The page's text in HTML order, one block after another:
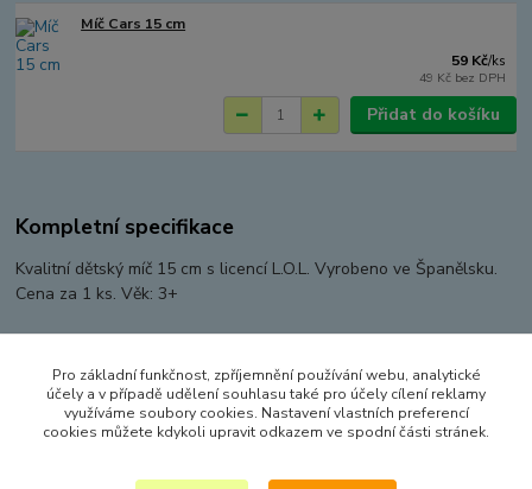
Míč Cars 15 cm
59 Kč/ks
49 Kč bez DPH
Přidat do košíku
Kompletní specifikace
Kvalitní dětský míč 15 cm s licencí L.O.L. Vyrobeno ve Španělsku.
Cena za 1 ks. Věk: 3+
Zboží zařazeno v kategoriích
HRAČKY NA VEN A SPORT
Pro základní funkčnost, zpříjemnění používání webu, analytické
účely a v případě udělení souhlasu také pro účely cílení reklamy
využíváme soubory cookies. Nastavení vlastních preferencí
cookies můžete kdykoli upravit odkazem ve spodní části stránek.